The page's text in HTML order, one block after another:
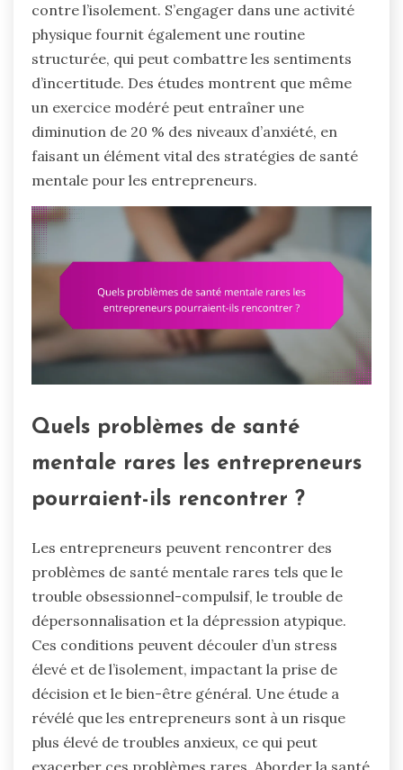
contre l’isolement. S’engager dans une activité
physique fournit également une routine
structurée, qui peut combattre les sentiments
d’incertitude. Des études montrent que même
un exercice modéré peut entraîner une
diminution de 20 % des niveaux d’anxiété, en
faisant un élément vital des stratégies de santé
mentale pour les entrepreneurs.
Quels problèmes de santé
mentale rares les entrepreneurs
pourraient-ils rencontrer ?
Les entrepreneurs peuvent rencontrer des
problèmes de santé mentale rares tels que le
trouble obsessionnel-compulsif, le trouble de
dépersonnalisation et la dépression atypique.
Ces conditions peuvent découler d’un stress
élevé et de l’isolement, impactant la prise de
décision et le bien-être général. Une étude a
révélé que les entrepreneurs sont à un risque
plus élevé de troubles anxieux, ce qui peut